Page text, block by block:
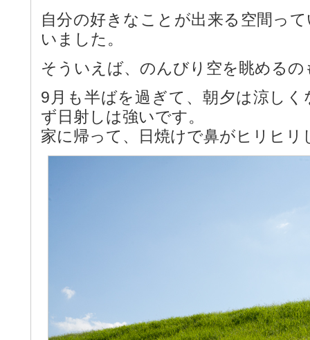
自分の好きなことが出来る空間っ
いました。
そういえば、のんびり空を眺める
9月も半ばを過ぎて、朝夕は涼し
ず日射しは強いです。
家に帰って、日焼けで鼻がヒリヒリ